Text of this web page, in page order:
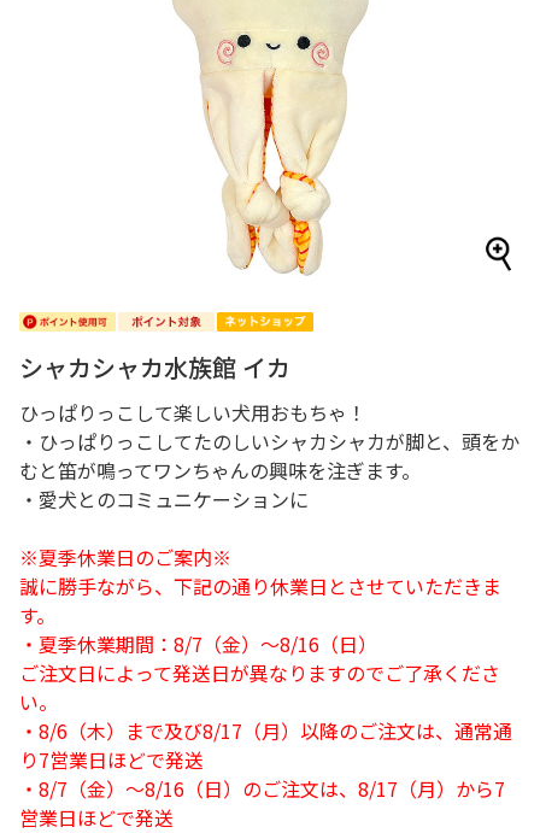
シャカシャカ水族館 イカ
ひっぱりっこして楽しい犬用おもちゃ！
・ひっぱりっこしてたのしいシャカシャカが脚と、頭をか
むと笛が鳴ってワンちゃんの興味を注ぎます。
・愛犬とのコミュニケーションに
※夏季休業日のご案内※
誠に勝手ながら、下記の通り休業日とさせていただきま
す。
・夏季休業期間：8/7（金）～8/16（日）
ご注文日によって発送日が異なりますのでご了承くださ
い。
・8/6（木）まで及び8/17（月）以降のご注文は、通常通
り7営業日ほどで発送
・8/7（金）～8/16（日）のご注文は、8/17（月）から7
営業日ほどで発送